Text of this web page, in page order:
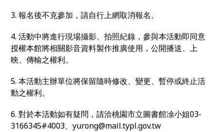
3. 報名後不克參加，請自行上網取消報名。
4. 活動中將進行現場攝影、拍照紀錄，參與本活動即同意
授權本館將相關影音資料製作推廣使用，公開播送、上
映、傳輸之權利。
5. 本活動主辦單位將保留隨時修改、變更、暫停或終止活
動之權利。
6. 對於本活動如有疑問，請洽桃園市立圖書館凃小姐03-
3166345#4003、yurong@mail.typl.gov.tw